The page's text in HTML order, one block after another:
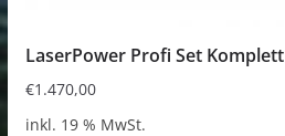
LaserPower Profi Set Komplett
€1.470,00
inkl. 19 % MwSt.